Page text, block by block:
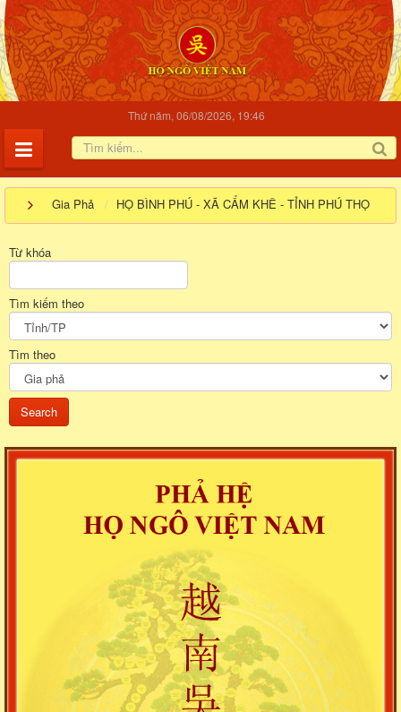
Thứ năm, 06/08/2026, 19:46
Gia Phả HỌ BÌNH PHÚ - XÃ CẨM KHÊ - TỈNH PHÚ THỌ
Từ khóa
Tìm kiếm theo
Tìm theo